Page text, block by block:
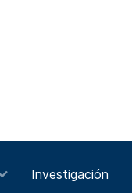
Investigación